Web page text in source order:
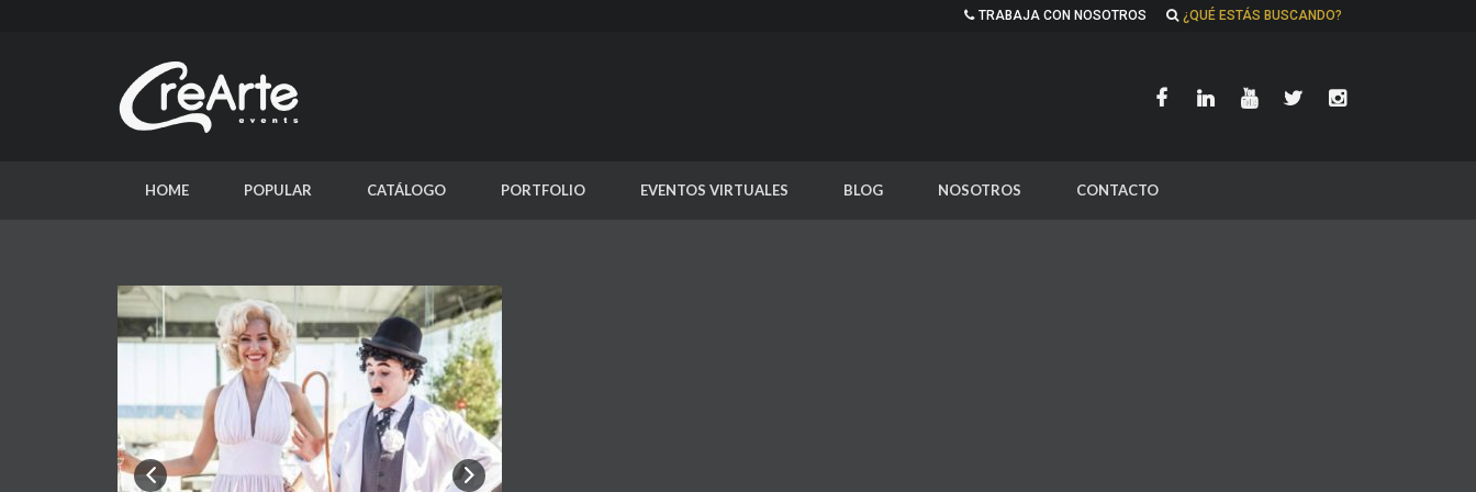
TRABAJA CON NOSOTROS ¿QUÉ ESTÁS BUSCANDO?
HOME POPULAR CATÁLOGO PORTFOLIO EVENTOS VIRTUALES BLOG NOSOTROS CONTACTO